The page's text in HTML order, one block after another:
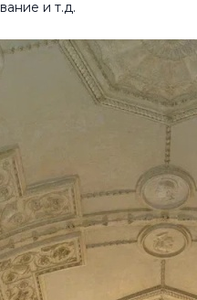
и т.д.